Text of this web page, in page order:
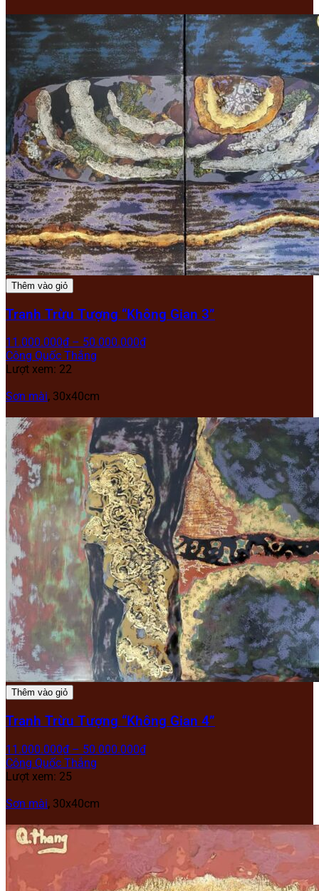
Thêm vào giỏ
Tranh Trừu Tượng “Không Gian 3”
11.000.000₫ – 50.000.000₫
Công Quốc Thắng
Lượt xem: 22
Sơn mài, 30x40cm
Thêm vào giỏ
Tranh Trừu Tượng “Không Gian 4”
11.000.000₫ – 50.000.000₫
Công Quốc Thắng
Lượt xem: 25
Sơn mài, 30x40cm